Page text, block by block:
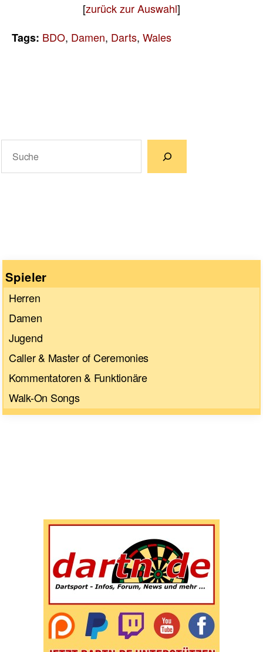
[zurück zur Auswahl]
Tags: BDO, Damen, Darts, Wales
Spieler
Herren
Damen
Jugend
Caller & Master of Ceremonies
Kommentatoren & Funktionäre
Walk-On Songs